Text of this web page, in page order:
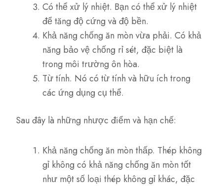
Có thể xử lý nhiệt. Bạn có thể xử lý nhiệt
để tăng độ cứng và độ bền.
Khả năng chống ăn mòn vừa phải. Có khả
năng bảo vệ chống rỉ sét, đặc biệt là
trong môi trường ôn hòa.
Từ tính. Nó có từ tính và hữu ích trong
các ứng dụng cụ thể.
Sau đây là những nhược điểm và hạn chế:
Khả năng chống ăn mòn thấp. Thép không
gỉ không có khả năng chống ăn mòn tốt
như một số loại thép không gỉ khác, đặc